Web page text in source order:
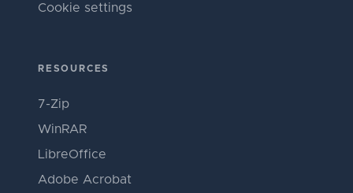
Cookie settings
RESOURCES
7-Zip
WinRAR
LibreOffice
Adobe Acrobat